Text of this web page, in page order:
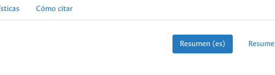
Cómo citar
Resumen (es)